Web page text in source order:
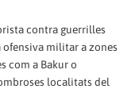
contra guerrilles
militar a zones
com a Bakur o
localitats del